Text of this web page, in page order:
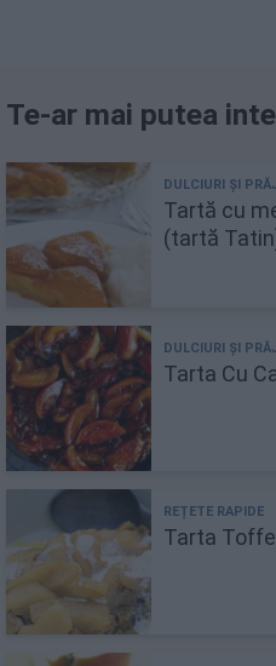
Te-ar mai putea
Tartă cu
(tartă
Tarta Cu
Tarta